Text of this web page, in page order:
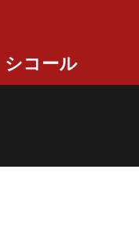
シコール